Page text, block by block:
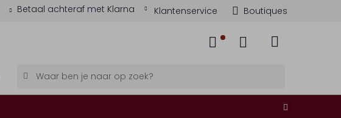
Betaal achteraf met Klarna Klantenservice Boutiques